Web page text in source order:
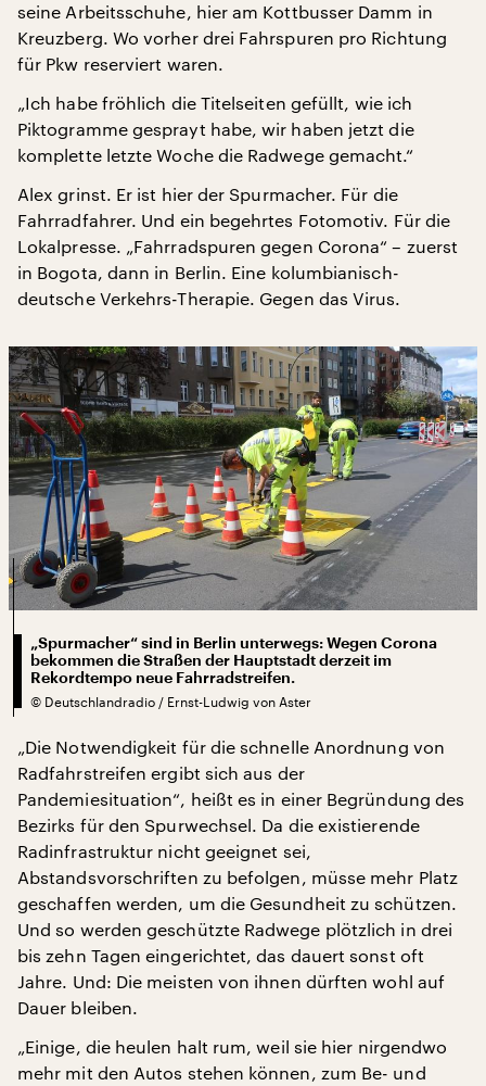
seine Arbeitsschuhe, hier am Kottbusser Damm in
Kreuzberg. Wo vorher drei Fahrspuren pro Richtung
für Pkw reserviert waren.
„Ich habe fröhlich die Titelseiten gefüllt, wie ich
Piktogramme gesprayt habe, wir haben jetzt die
komplette letzte Woche die Radwege gemacht.“
Alex grinst. Er ist hier der Spurmacher. Für die
Fahrradfahrer. Und ein begehrtes Fotomotiv. Für die
Lokalpresse. „Fahrradspuren gegen Corona“ – zuerst
in Bogota, dann in Berlin. Eine kolumbianisch-
deutsche Verkehrs-Therapie. Gegen das Virus.
„Spurmacher“ sind in Berlin unterwegs: Wegen Corona
bekommen die Straßen der Hauptstadt derzeit im
Rekordtempo neue Fahrradstreifen.
© Deutschlandradio / Ernst-Ludwig von Aster
„Die Notwendigkeit für die schnelle Anordnung von
Radfahrstreifen ergibt sich aus der
Pandemiesituation“, heißt es in einer Begründung des
Bezirks für den Spurwechsel. Da die existierende
Radinfrastruktur nicht geeignet sei,
Abstandsvorschriften zu befolgen, müsse mehr Platz
geschaffen werden, um die Gesundheit zu schützen.
Und so werden geschützte Radwege plötzlich in drei
bis zehn Tagen eingerichtet, das dauert sonst oft
Jahre. Und: Die meisten von ihnen dürften wohl auf
Dauer bleiben.
„Einige, die heulen halt rum, weil sie hier nirgendwo
mehr mit den Autos stehen können, zum Be- und